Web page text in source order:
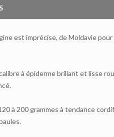
est imprécise, de Moldavie
à épiderme brillant et lisse
à 200 grammes à tendance